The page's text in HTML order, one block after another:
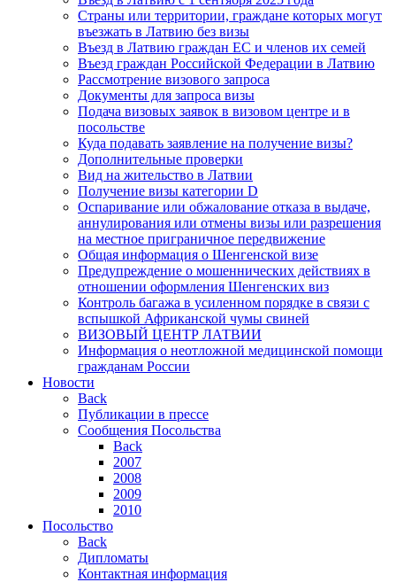
Страны или территории, граждане которых могут
въезжать в Латвию без визы
Въезд в Латвию граждан ЕС и членов их семей
Въезд граждан Российской Федерации в Латвию
Рассмотрение визового запроса
Документы для запроса визы
Подача визовых заявок в визовом центре и в
посольстве
Куда подавать заявление на получение визы?
Дополнительные проверки
Вид на жительство в Латвии
Получение визы категории D
Оспаривание или обжалование отказа в выдаче,
аннулирования или отмены визы или разрешения
на местное приграничное передвижение
Общая информация о Шенгенской визе
Предупреждение о мошеннических действиях в
отношении оформления Шенгенских виз
Контроль багажа в усиленном порядке в связи с
вспышкой Африканской чумы свиней
ВИЗОВЫЙ ЦЕНТР ЛАТВИИ
Информация о неотложной медицинской помощи
гражданам России
Новости
Back
Публикации в прессе
Сообщения Посольства
Back
2007
2008
2009
2010
Посольство
Back
Дипломаты
Контактная информация